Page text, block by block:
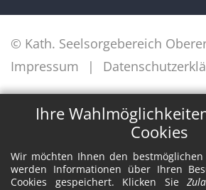
Ihre
Cookies
Wir möchten Ihnen den bestmöglichen
werden Informationen über Ihren
Cookies gespeichert. Klicken Sie
© Kath. Seelsorgebereich
Impressum